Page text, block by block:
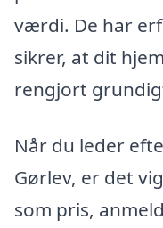
værdi. De har
sikrer, at dit
rengjort
Når du leder
Gørlev, er det
som pris,